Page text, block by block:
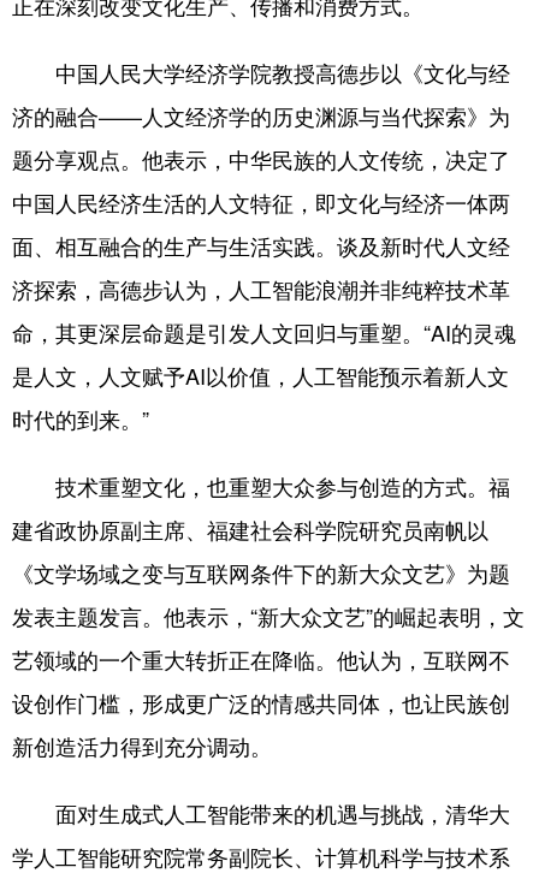
中国人民大学经济学院教授高德步以《文化与经
济的融合——人文经济学的历史渊源与当代探索》为
题分享观点。他表示，中华民族的人文传统，决定了
中国人民经济生活的人文特征，即文化与经济一体两
面、相互融合的生产与生活实践。谈及新时代人文经
济探索，高德步认为，人工智能浪潮并非纯粹技术革
命，其更深层命题是引发人文回归与重塑。“AI的灵魂
是人文，人文赋予AI以价值，人工智能预示着新人文
时代的到来。”
技术重塑文化，也重塑大众参与创造的方式。福
建省政协原副主席、福建社会科学院研究员南帆以
《文学场域之变与互联网条件下的新大众文艺》为题
发表主题发言。他表示，“新大众文艺”的崛起表明，文
艺领域的一个重大转折正在降临。他认为，互联网不
设创作门槛，形成更广泛的情感共同体，也让民族创
新创造活力得到充分调动。
面对生成式人工智能带来的机遇与挑战，清华大
学人工智能研究院常务副院长、计算机科学与技术系